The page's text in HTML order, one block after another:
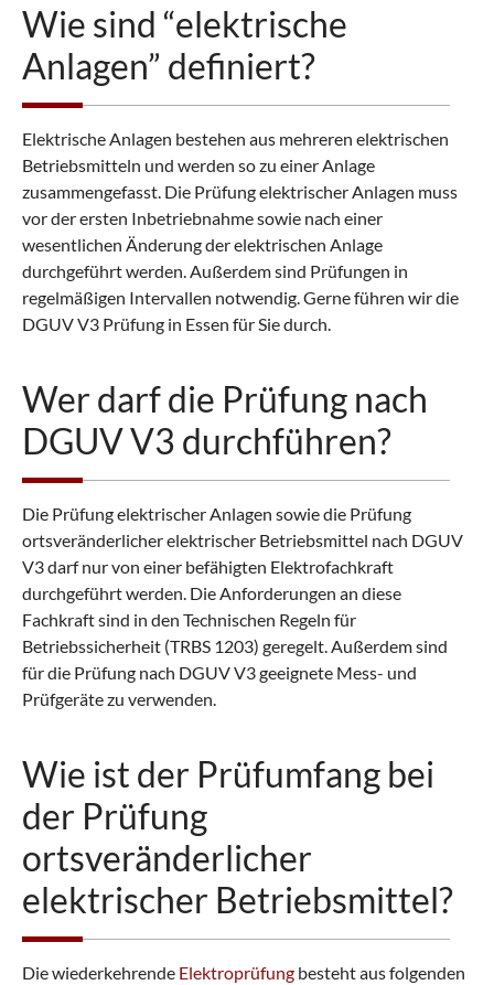
Wie sind “elektrische
Anlagen” definiert?
Elektrische Anlagen bestehen aus mehreren elektrischen
Betriebsmitteln und werden so zu einer Anlage
zusammengefasst. Die Prüfung elektrischer Anlagen muss
vor der ersten Inbetriebnahme sowie nach einer
wesentlichen Änderung der elektrischen Anlage
durchgeführt werden. Außerdem sind Prüfungen in
regelmäßigen Intervallen notwendig. Gerne führen wir die
DGUV V3 Prüfung in Essen für Sie durch.
Wer darf die Prüfung nach
DGUV V3 durchführen?
Die Prüfung elektrischer Anlagen sowie die Prüfung
ortsveränderlicher elektrischer Betriebsmittel nach DGUV
V3 darf nur von einer befähigten Elektrofachkraft
durchgeführt werden. Die Anforderungen an diese
Fachkraft sind in den Technischen Regeln für
Betriebssicherheit (TRBS 1203) geregelt. Außerdem sind
für die Prüfung nach DGUV V3 geeignete Mess- und
Prüfgeräte zu verwenden.
Wie ist der Prüfumfang bei
der Prüfung
ortsveränderlicher
elektrischer Betriebsmittel?
Die wiederkehrende Elektroprüfung besteht aus folgenden